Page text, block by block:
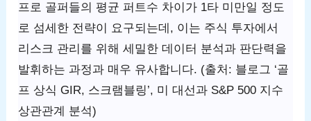
프로 골퍼들의 평균 퍼트수 차이가 1타 미만일 정도
로 섬세한 전략이 요구되는데, 이는 주식 투자에서
리스크 관리를 위해 세밀한 데이터 분석과 판단력을
발휘하는 과정과 매우 유사합니다. (출처: 블로그 ‘골
프 상식 GIR, 스크램블링’, 미 대선과 S&P 500 지수
상관관계 분석)